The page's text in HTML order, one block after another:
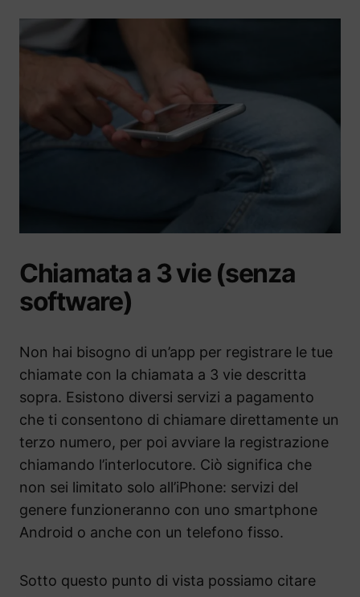
Chiamata a 3 vie (senza
software)
Non hai bisogno di un’app per registrare le tue
chiamate con la chiamata a 3 vie descritta
sopra. Esistono diversi servizi a pagamento
che ti consentono di chiamare direttamente un
terzo numero, per poi avviare la registrazione
chiamando l’interlocutore. Ciò significa che
non sei limitato solo all’iPhone: servizi del
genere funzioneranno con uno smartphone
Android o anche con un telefono fisso.
Sotto questo punto di vista possiamo citare